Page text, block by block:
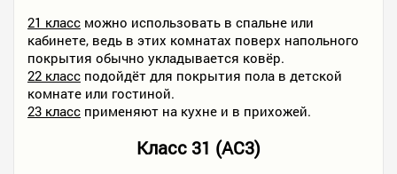
21 класс можно использовать в спальне или
кабинете, ведь в этих комнатах поверх напольного
покрытия обычно укладывается ковёр.
22 класс подойдёт для покрытия пола в детской
комнате или гостиной.
23 класс применяют на кухне и в прихожей.
Класс 31 (AC3)